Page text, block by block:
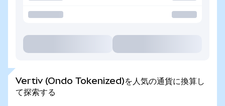
Vertiv (Ondo Tokenized)を人気の通貨に換算し
て探索する